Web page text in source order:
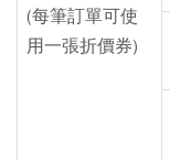
(每筆訂單可使
用一張折價券)